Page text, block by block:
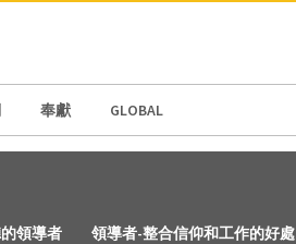
奉獻 GLOBAL
領導者 領導者-整合信仰和工作的好處